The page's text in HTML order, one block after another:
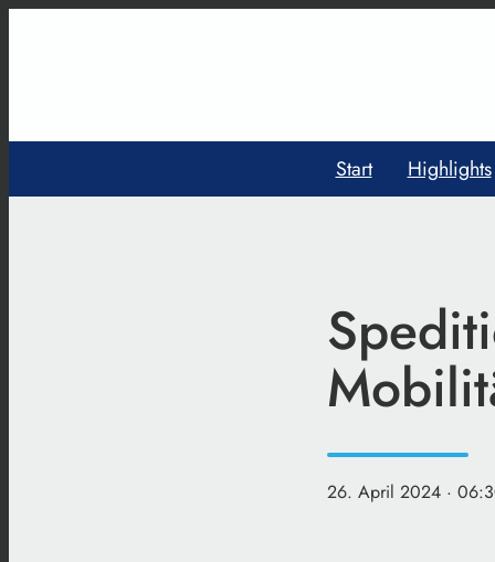
Start Highlights
26. April 2024 ·